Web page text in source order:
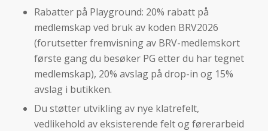
Rabatter på Playground: 20% rabatt på
medlemskap ved bruk av koden BRV2026
(forutsetter fremvisning av BRV-medlemskort
første gang du besøker PG etter du har tegnet
medlemskap), 20% avslag på drop-in og 15%
avslag i butikken.
Du støtter utvikling av nye klatrefelt,
vedlikehold av eksisterende felt og førerarbeid